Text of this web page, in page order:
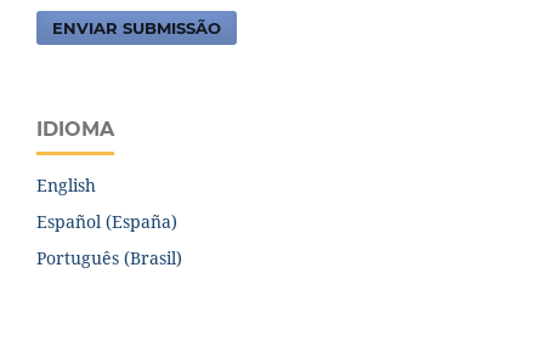
ENVIAR SUBMISSÃO
IDIOMA
English
Español (España)
Português (Brasil)